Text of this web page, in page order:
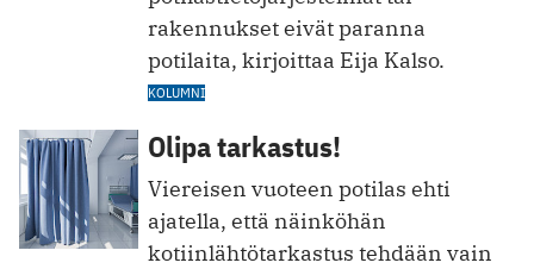
rakennukset eivät paranna
potilaita, kirjoittaa Eija Kalso.
KOLUMNI
Olipa tarkastus!
Viereisen vuoteen potilas ehti
ajatella, että näinköhän
kotiinlähtötarkastus tehdään vain